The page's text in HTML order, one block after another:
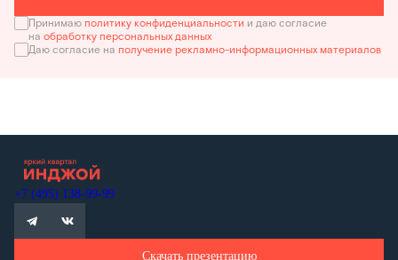
Принимаю политику конфиденциальности и даю согласие
на обработку персональных данных
Даю согласие на получение рекламно-информационных материалов
+7 (495) 138-99-99
Скачать презентацию